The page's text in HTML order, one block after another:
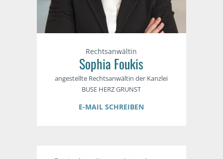
Rechtsanwältin
Sophia Foukis
angestellte Rechtsanwältin der Kanzlei
BUSE HERZ GRUNST
E-MAIL SCHREIBEN